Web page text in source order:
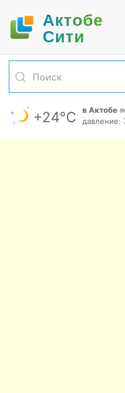
Актобе
Cити
+24°С в Актобе
давление: